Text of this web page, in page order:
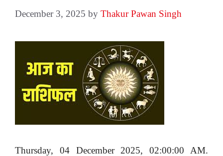
December 3, 2025 by Thakur Pawan Singh
Thursday, 04 December 2025, 02:00:00 AM.